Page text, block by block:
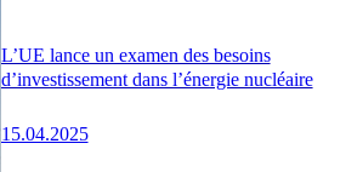
L’UE lance un examen des besoins
d’investissement dans l’énergie nucléaire
15.04.2025